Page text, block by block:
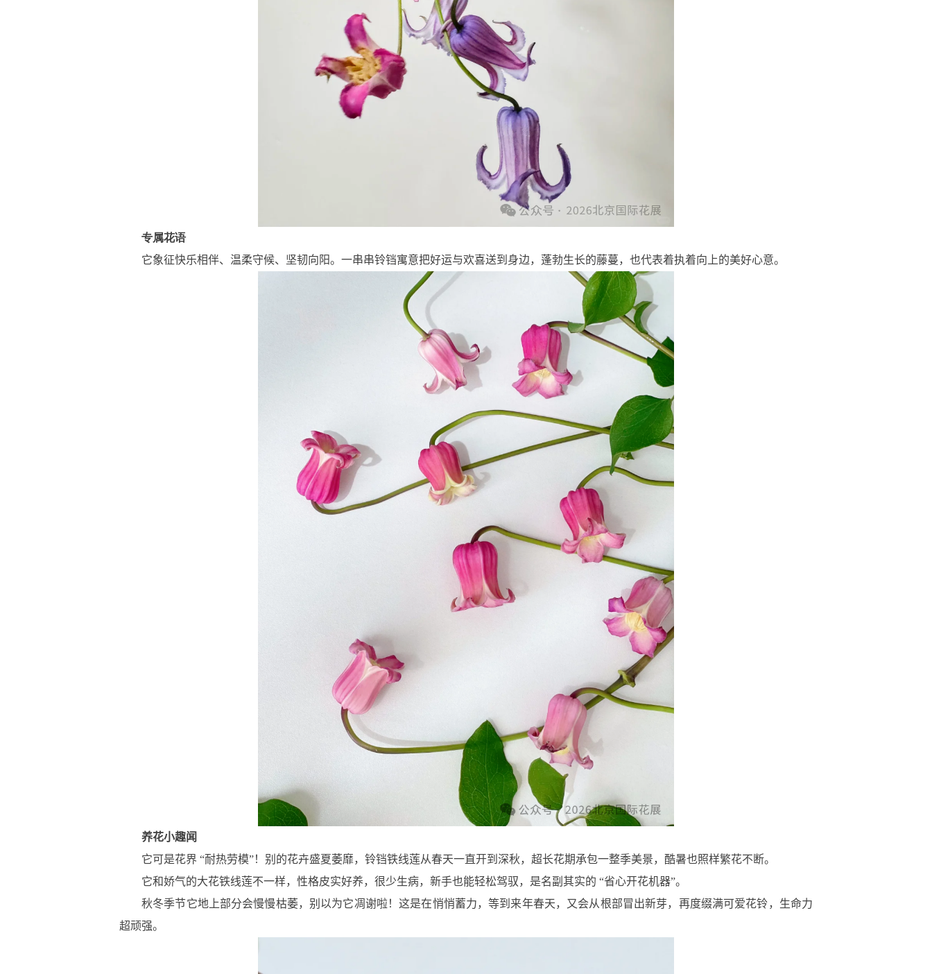
专属花语
它象征快乐相伴、温柔守候、坚韧向阳。一串串铃铛寓意把好运与欢喜送到身边，蓬勃生长的藤蔓，也代表着执着向上的美好心意。
养花小趣闻
它可是花界 “耐热劳模”！别的花卉盛夏萎靡，铃铛铁线莲从春天一直开到深秋，超长花期承包一整季美景，酷暑也照样繁花不断。
它和娇气的大花铁线莲不一样，性格皮实好养，很少生病，新手也能轻松驾驭，是名副其实的 “省心开花机器”。
秋冬季节它地上部分会慢慢枯萎，别以为它凋谢啦！这是在悄悄蓄力，等到来年春天，又会从根部冒出新芽，再度缀满可爱花铃，生命力
超顽强。